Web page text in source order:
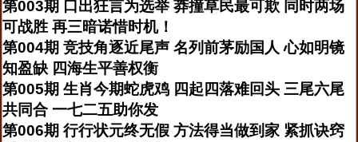
第003期 口出狂言为选举 莽撞草民最可欺 同时两场
可战胜 再三暗诺惜时机！
第004期 竞技角逐近尾声 名列前茅励国人 心如明镜
知盈缺 四海生平善权衡
第005期 生肖今期蛇虎鸡 四起四落难回头 三尾六尾
共同合 一七二五助你发
第006期 行行状元终无假 方法得当做到家 紧抓诀窍